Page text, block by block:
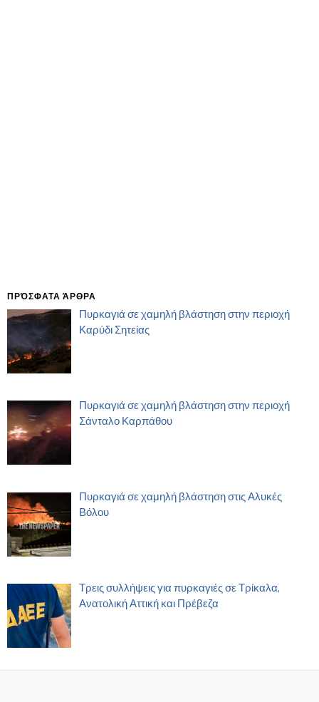
ΠΡΌΣΦΑΤΑ ΆΡΘΡΑ
Πυρκαγιά σε χαμηλή βλάστηση στην περιοχή
Καρύδι Σητείας
Πυρκαγιά σε χαμηλή βλάστηση στην περιοχή
Σάνταλο Καρπάθου
Πυρκαγιά σε χαμηλή βλάστηση στις Αλυκές
Βόλου
Τρεις συλλήψεις για πυρκαγιές σε Τρίκαλα,
Ανατολική Αττική και Πρέβεζα